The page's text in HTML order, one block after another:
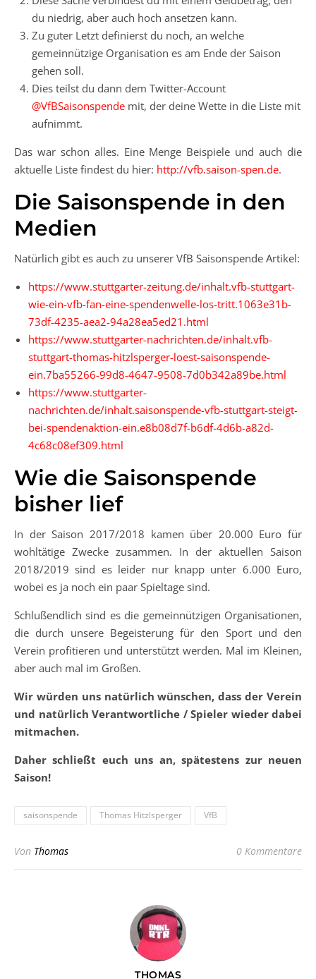
du niedrig, aber auch hoch ansetzen kann.
Zu guter Letzt definierst du noch, an welche
gemeinnützige Organisation es am Ende der Saison
gehen soll.
Dies teilst du dann dem Twitter-Account
@VfBSaisonspende mit, der deine Wette in die Liste mit
aufnimmt.
Das war schon alles. Eine Menge Beispiele und auch die
aktuelle Liste findest du hier: http://vfb.saison-spen.de.
Die Saisonspende in den
Medien
Natürlich gibt es auch zu unserer VfB Saisonspende Artikel:
https://www.stuttgarter-zeitung.de/inhalt.vfb-stuttgart-
wie-ein-vfb-fan-eine-spendenwelle-los-tritt.1063e31b-
73df-4235-aea2-94a28ea5ed21.html
https://www.stuttgarter-nachrichten.de/inhalt.vfb-
stuttgart-thomas-hitzlsperger-loest-saisonspende-
ein.7ba55266-99d8-4647-9508-7d0b342a89be.html
https://www.stuttgarter-
nachrichten.de/inhalt.saisonspende-vfb-stuttgart-steigt-
bei-spendenaktion-ein.e8b08d7f-b6df-4d6b-a82d-
4c68c08ef309.html
Wie die Saisonspende
bisher lief
In der Saison 2017/2018 kamen über 20.000 Euro für
wohltätige Zwecke zusammen. In der aktuellen Saison
2018/2019 sind es leider nur knapp unter 6.000 Euro,
wobei es ja noch ein paar Spieltage sind.
Schlußendlich sind es die gemeinnützigen Organisationen,
die durch unsere Begeisterung für den Sport und den
Verein profitieren und unterstützt werden. Mal im Kleinen,
aber auch mal im Großen.
Wir würden uns natürlich wünschen, dass der Verein
und natürlich Verantwortliche / Spieler wieder dabei
mitmachen.
Daher schließt euch uns an, spätestens zur neuen
Saison!
saisonspende Thomas Hitzlsperger VfB
Von Thomas 0 Kommentare
THOMAS